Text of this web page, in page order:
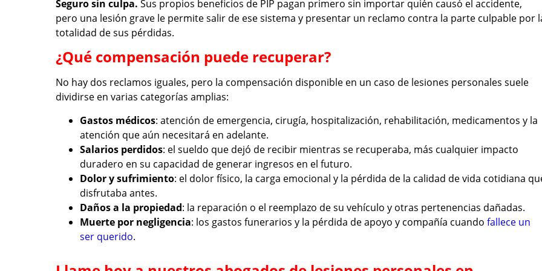
Seguro sin culpa. Sus propios beneficios de PIP pagan primero sin importar quién causó el accidente,
pero una lesión grave le permite salir de ese sistema y presentar un reclamo contra la parte culpable por
totalidad de sus pérdidas.
¿Qué compensación puede recuperar?
No hay dos reclamos iguales, pero la compensación disponible en un caso de lesiones personales suele
dividirse en varias categorías amplias:
Gastos médicos: atención de emergencia, cirugía, hospitalización, rehabilitación, medicamentos y la
atención que aún necesitará en adelante.
Salarios perdidos: el sueldo que dejó de recibir mientras se recuperaba, más cualquier impacto
duradero en su capacidad de generar ingresos en el futuro.
Dolor y sufrimiento: el dolor físico, la carga emocional y la pérdida de la calidad de vida cotidiana
disfrutaba antes.
Daños a la propiedad: la reparación o el reemplazo de su vehículo y otras pertenencias dañadas.
Muerte por negligencia: los gastos funerarios y la pérdida de apoyo y compañía cuando fallece un
ser querido.